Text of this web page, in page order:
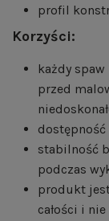
profil
Korzyści:
każdy
przed
stabilność
podczas
produkt
całości i